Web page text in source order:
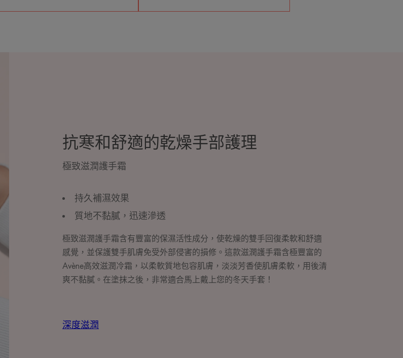
抗寒和舒適的乾燥手部護理
極致滋潤護手霜
持久補濕效果
質地不黏膩，迅速滲透
極致滋潤護手霜含有豐富的保濕活性成分，使乾燥的雙手回復柔軟和舒適
感覺，並保護雙手肌膚免受外部侵害的損修。這款滋潤護手霜含極豐富的
Avène高效滋潤冷霜，以柔軟質地包容肌膚，淡淡芳香使肌膚柔軟，用後清
爽不黏膩。在塗抹之後，非常適合馬上戴上您的冬天手套！
深度滋潤